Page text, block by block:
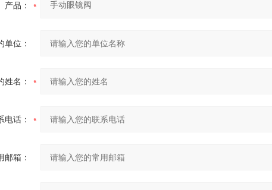
产品：
单位：
姓名：
电话：
邮箱：